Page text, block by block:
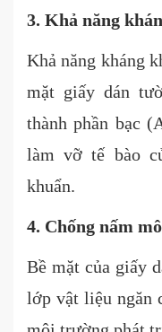
3. Khả năng
Khả năng kháng
mặt giấy dán
thành phần bạc
làm vỡ tế bào
khuẩn.
4. Chống nấm
Bề mặt của giấy
lớp vật liệu ngăn